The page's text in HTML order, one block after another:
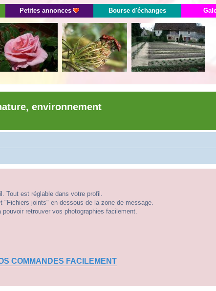
Petites annonces Bourse d'échanges
environnement
Tout est réglable dans votre profil.
joints" en dessous de la zone de message.
pouvoir retrouver vos photographies facilement.
COMMANDES FACILEMENT